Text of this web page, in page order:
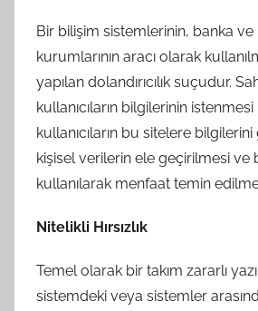
Bir bilişim sistemlerinin, banka ve
kurumlarının aracı olarak
yapılan dolandırıcılık suçudur.
kullanıcıların bilgilerinin
kullanıcıların bu sitelere
kişisel verilerin ele geçirilmesi ve
kullanılarak menfaat temin
Nitelikli Hırsızlık
Temel olarak bir takım zararlı
sistemdeki veya sistemler